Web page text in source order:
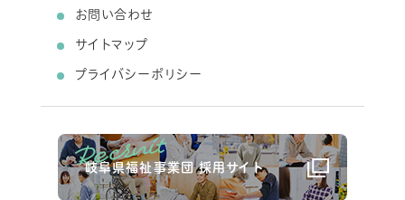
お問い合わせ
サイトマップ
プライバシーポリシー
岐阜県福祉事業団 採用サイト